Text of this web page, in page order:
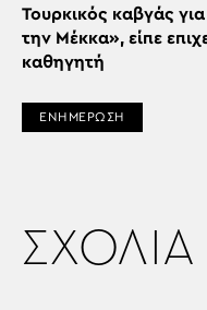
Τουρκικός καβγάς
την Μέκκα», είπε
καθηγητή
ΕΝΗΜΕΡΩΣΗ
ΣΧΟΛΙΑ